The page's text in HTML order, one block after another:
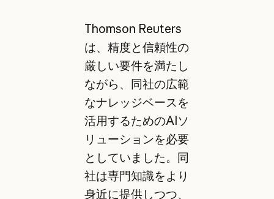
Thomson Reuters
は、精度と信頼性の
厳しい要件を満たし
ながら、同社の広範
なナレッジベースを
活用するためのAIソ
リューションを必要
としていました。同
社は専門知識をより
身近に提供しつつ、